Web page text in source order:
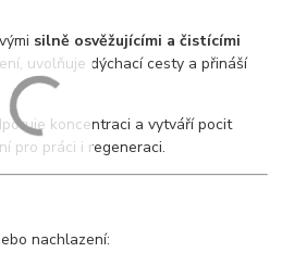
silně osvěžujícími a čistícími
uvolňuje dýchací cesty a přináší
koncentraci a vytváří pocit
pro práci i regeneraci.
nachlazení: